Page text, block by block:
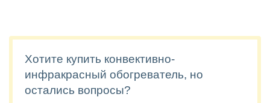
Хотите купить конвективно-
инфракрасный обогреватель, но
остались вопросы?